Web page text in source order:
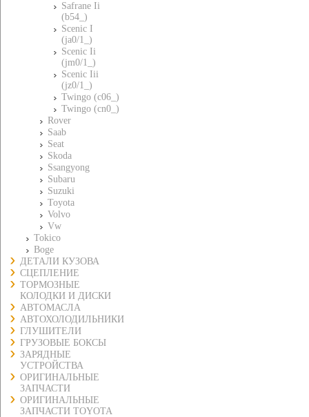
Safrane Ii
(b54_)
Scenic I
(ja0/1_)
Scenic Ii
(jm0/1_)
Scenic Iii
(jz0/1_)
Twingo (c06_)
Twingo (cn0_)
Rover
Saab
Seat
Skoda
Ssangyong
Subaru
Suzuki
Toyota
Volvo
Vw
Tokico
Boge
ДЕТАЛИ КУЗОВА
СЦЕПЛЕНИЕ
ТОРМОЗНЫЕ
КОЛОДКИ И ДИСКИ
АВТОМАСЛА
АВТОХОЛОДИЛЬНИКИ
ГЛУШИТЕЛИ
ГРУЗОВЫЕ БОКСЫ
ЗАРЯДНЫЕ
УСТРОЙСТВА
ОРИГИНАЛЬНЫЕ
ЗАПЧАСТИ
ОРИГИНАЛЬНЫЕ
ЗАПЧАСТИ TOYOTA